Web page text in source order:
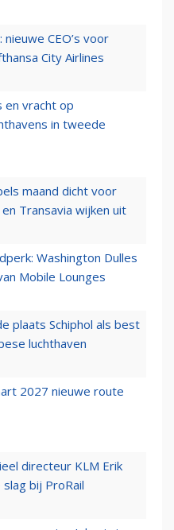
CEO’s voor
City Airlines
en vracht op
in tweede
maand dicht voor
Transavia wijken uit
Washington Dulles
Mobile Lounges
plaats Schiphol als best
luchthaven
2027 nieuwe route
directeur KLM Erik
bij ProRail